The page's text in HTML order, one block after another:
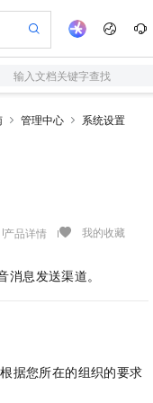
输入文档关键字查找
管理中心
系统设置
产品详情 我的收藏
息发送渠道。
据您所在的组织的要求
平台百炼
频生成
1.1-T2V
能体编程平台
网络安全防护产品
成，高效打造优质广告素材
作，剧本、分镜、视频高效生
一站式生成采购清单，支持单品或批量购买
计划